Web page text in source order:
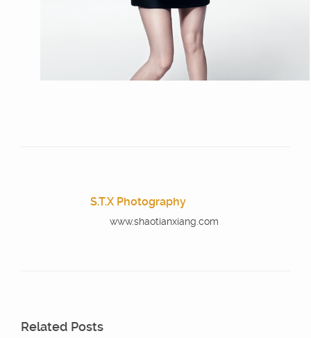
S.T.X Photography
www.shaotianxiang.com
Related Posts